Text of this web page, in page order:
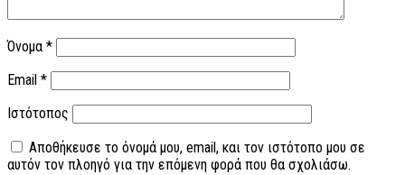
Όνομα *
Email *
Ιστότοπος
Αποθήκευσε το όνομά μου, email, και τον ιστότοπο μου σε
αυτόν τον πλοηγό για την επόμενη φορά που θα σχολιάσω.